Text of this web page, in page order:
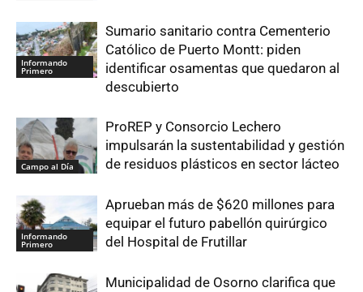
Informando
Primero
Sumario sanitario contra Cementerio
Católico de Puerto Montt: piden
identificar osamentas que quedaron al
descubierto
Campo al Día
ProREP y Consorcio Lechero
impulsarán la sustentabilidad y gestión
de residuos plásticos en sector lácteo
Informando
Primero
Aprueban más de $620 millones para
equipar el futuro pabellón quirúrgico
del Hospital de Frutillar
Municipalidad de Osorno clarifica que